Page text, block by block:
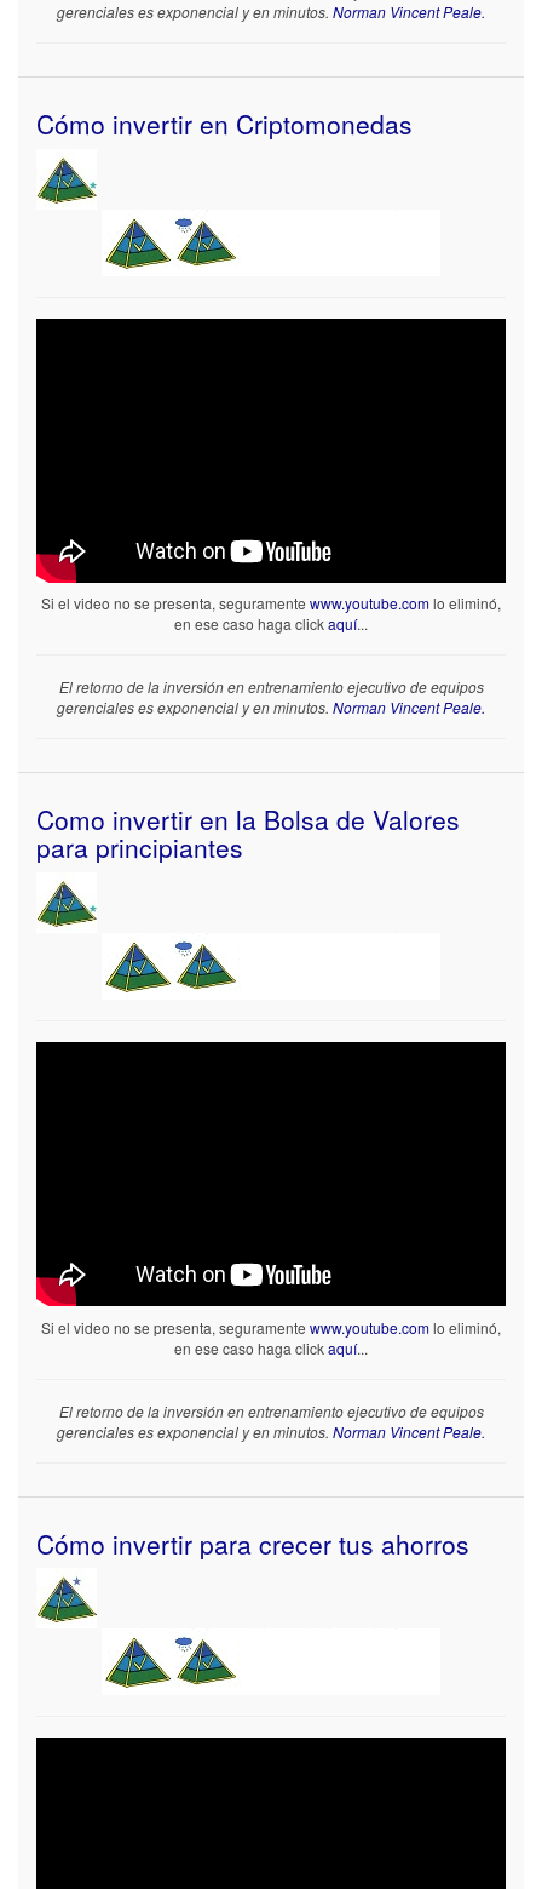
gerenciales es exponencial y en minutos. Norman Vincent Peale.
Cómo invertir en Criptomonedas
Si el video no se presenta, seguramente www.youtube.comlo eliminó,
en ese caso haga clickaquí...
El retorno de la inversión en entrenamiento ejecutivo de equipos
gerenciales es exponencial y en minutos. Norman Vincent Peale.
Como invertir en la Bolsa de Valores
para principiantes
Si el video no se presenta, seguramente www.youtube.comlo eliminó,
en ese caso haga clickaquí...
El retorno de la inversión en entrenamiento ejecutivo de equipos
gerenciales es exponencial y en minutos. Norman Vincent Peale.
Cómo invertir para crecer tus ahorros